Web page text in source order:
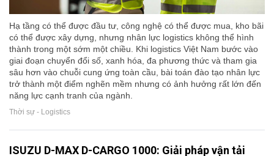
Hạ tầng có thể được đầu tư, công nghệ có thể được mua, kho bãi
có thể được xây dựng, nhưng nhân lực logistics không thể hình
thành trong một sớm một chiều. Khi logistics Việt Nam bước vào
giai đoạn chuyển đổi số, xanh hóa, đa phương thức và tham gia
sâu hơn vào chuỗi cung ứng toàn cầu, bài toán đào tạo nhân lực
trở thành một điểm nghẽn mềm nhưng có ảnh hưởng rất lớn đến
năng lực cạnh tranh của ngành.
Thời sự - Logistics
ISUZU D-MAX D-CARGO 1000: Giải pháp vận tải